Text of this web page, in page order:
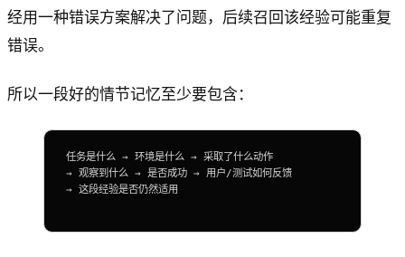
经用一种错误方案解决了问题，后续召回该经验可能重复
错误。
所以一段好的情节记忆至少要包含：
任务是什么 → 环境是什么 → 采取了什么动作
→ 观察到什么 → 是否成功 → 用户/测试如何反馈
→ 这段经验是否仍然适用